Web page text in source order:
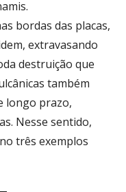
bordas das placas,
extravasando
destruição que
também
longo prazo,
Nesse sentido,
três exemplos